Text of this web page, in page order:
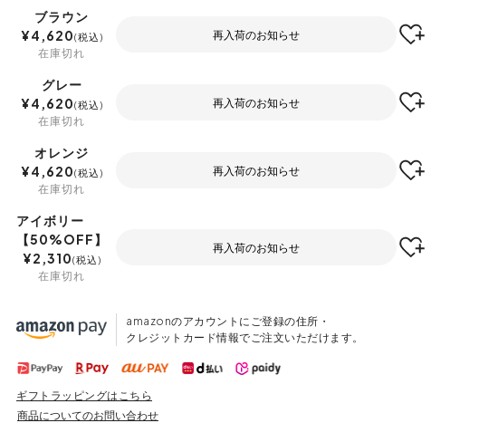
ブラウン
¥4,620 税込
在庫切れ
再入荷のお知らせ
グレー
¥4,620 税込
在庫切れ
再入荷のお知らせ
オレンジ
¥4,620 税込
在庫切れ
再入荷のお知らせ
アイボリー
【50%OFF】
¥2,310 税込
在庫切れ
再入荷のお知らせ
amazonのアカウントにご登録の住所・
クレジットカード情報でご注文いただけます。
ギフトラッピングはこちら
商品についてのお問い合わせ